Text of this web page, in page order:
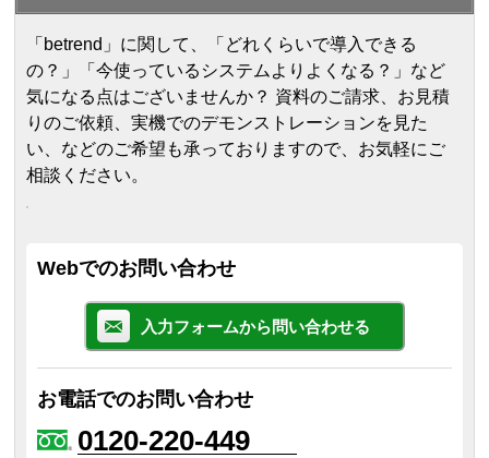
「betrend」に関して、「どれくらいで導入できる
の？」「今使っているシステムよりよくなる？」など
気になる点はございませんか？ 資料のご請求、お見積
りのご依頼、実機でのデモンストレーションを見た
い、などのご希望も承っておりますので、お気軽にご
相談ください。
Webでのお問い合わせ
入力フォームから問い合わせる
お電話でのお問い合わせ
0120-220-449